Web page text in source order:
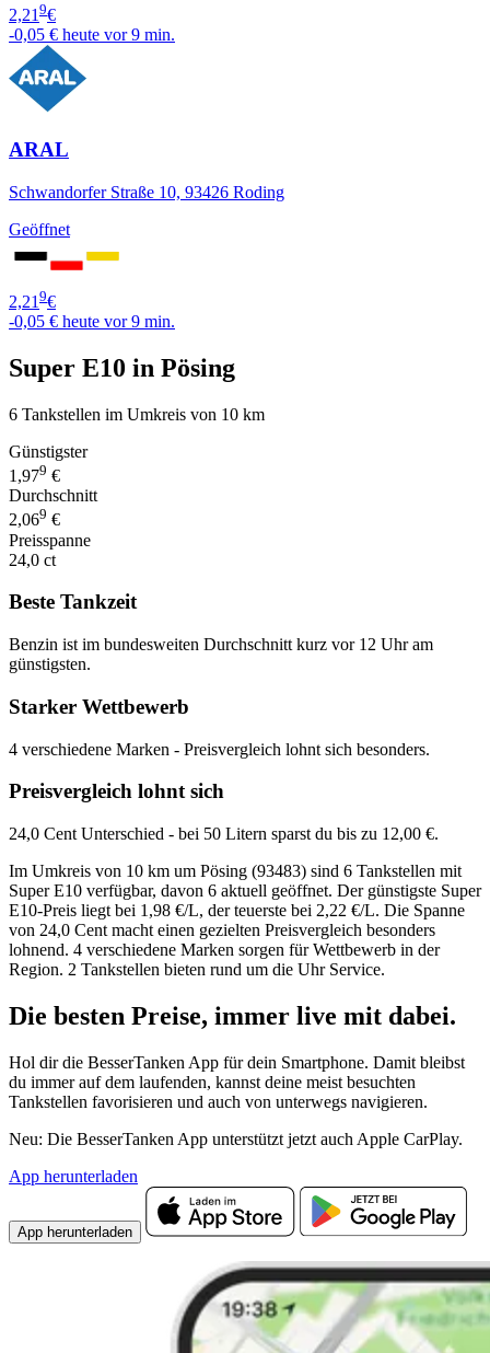
2,219€
-0,05 € heute vor 9 min.
ARAL
Schwandorfer Straße 10, 93426 Roding
Geöffnet
2,21 9€
-0,05 € heute vor 9 min.
Super E10 in Pösing
6 Tankstellen im Umkreis von 10 km
Günstigster
1,979 €
Durchschnitt
2,069 €
Preisspanne
24,0 ct
Beste Tankzeit
Benzin ist im bundesweiten Durchschnitt kurz vor 12 Uhr am
günstigsten.
Starker Wettbewerb
4 verschiedene Marken - Preisvergleich lohnt sich besonders.
Preisvergleich lohnt sich
24,0 Cent Unterschied - bei 50 Litern sparst du bis zu 12,00 €.
Im Umkreis von 10 km um Pösing (93483) sind 6 Tankstellen mit
Super E10 verfügbar, davon 6 aktuell geöffnet. Der günstigste Super
E10-Preis liegt bei 1,98 €/L, der teuerste bei 2,22 €/L. Die Spanne
von 24,0 Cent macht einen gezielten Preisvergleich besonders
lohnend. 4 verschiedene Marken sorgen für Wettbewerb in der
Region. 2 Tankstellen bieten rund um die Uhr Service.
Die besten Preise, immer live mit dabei.
Hol dir die BesserTanken App für dein Smartphone. Damit bleibst
du immer auf dem laufenden, kannst deine meist besuchten
Tankstellen favorisieren und auch von unterwegs navigieren.
Neu: Die BesserTanken App unterstützt jetzt auch Apple CarPlay.
App herunterladen
App herunterladen